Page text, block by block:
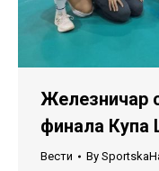
Железничар
финала Купа
Вести By